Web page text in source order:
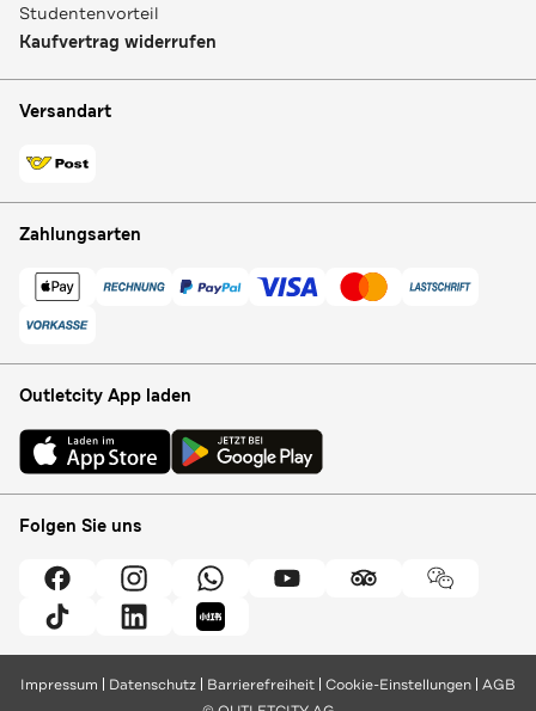
Studentenvorteil
Kaufvertrag widerrufen
Versandart
Zahlungsarten
Outletcity App laden
Folgen Sie uns
Impressum Datenschutz Barrierefreiheit Cookie-Einstellungen AGB